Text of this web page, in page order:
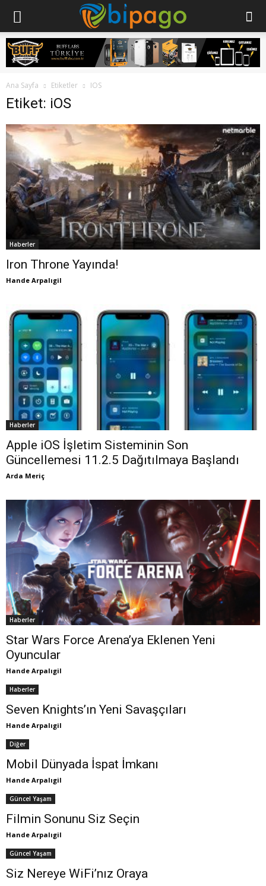
Ana Sayfa Etiketler IOS
Etiket: iOS
Haberler
Iron Throne Yayında!
Hande Arpalıgil
Haberler
Apple iOS İşletim Sisteminin Son
Güncellemesi 11.2.5 Dağıtılmaya Başlandı
Arda Meriç
Haberler
Star Wars Force Arena’ya Eklenen Yeni
Oyuncular
Hande Arpalıgil
Haberler
Seven Knights’ın Yeni Savaşçıları
Hande Arpalıgil
Diğer
Mobil Dünyada İspat İmkanı
Hande Arpalıgil
Güncel Yaşam
Filmin Sonunu Siz Seçin
Hande Arpalıgil
Güncel Yaşam
Siz Nereye WiFi’nız Oraya